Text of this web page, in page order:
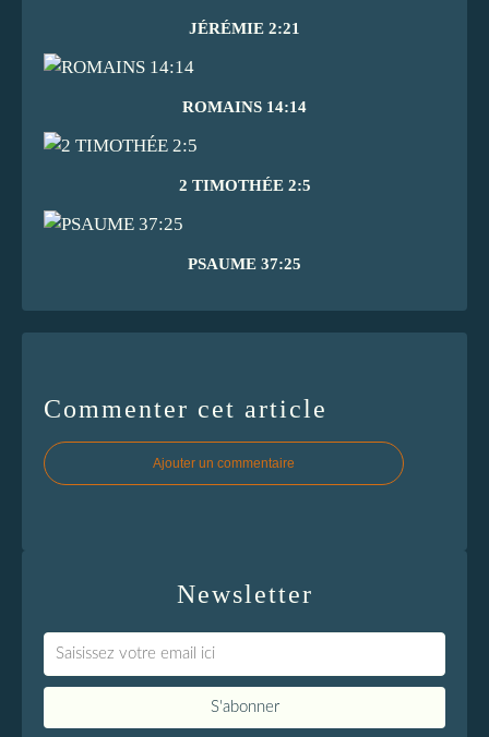
JÉRÉMIE 2:21
ROMAINS 14:14
2 TIMOTHÉE 2:5
PSAUME 37:25
Commenter cet article
Ajouter un commentaire
Newsletter